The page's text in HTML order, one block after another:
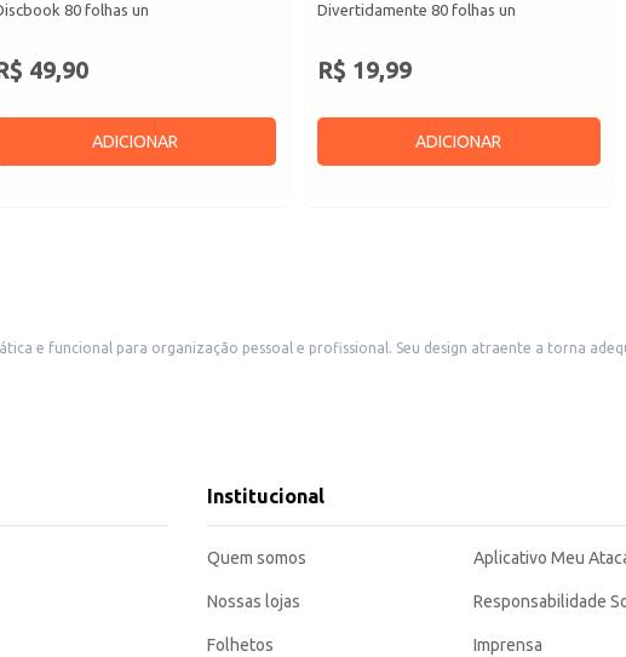
80 folhas un
49,90
ADICIONAR
Divertidamente 80 folhas un
R$ 19,99
ADICIONAR
design atraente a torna adequada para diversos usos, seja para uso pessoal, como ferramenta de planejamento diário, ou
Institucional
Quem somos
Nossas lojas
Folhetos
Aplicativo Meu
Responsabilidade
Imprensa